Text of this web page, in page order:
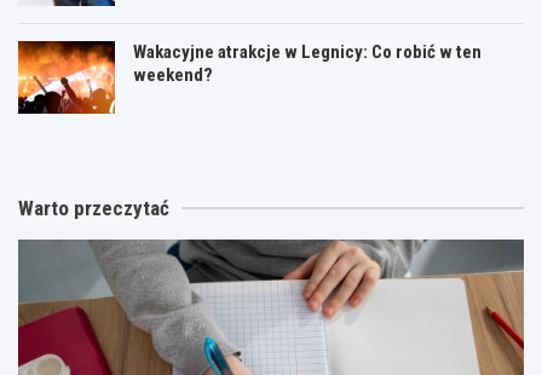
Wakacyjne atrakcje w Legnicy: Co robić w ten
weekend?
Warto przeczytać